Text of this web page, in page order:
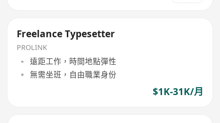
Freelance Typesetter
PROLINK
遠距工作，時間地點彈性
無需坐班，自由職業身份
$1K-31K/月